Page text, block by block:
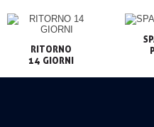
RITORNO
14 GIORNI